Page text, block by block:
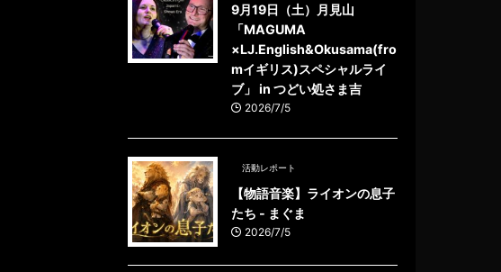
9月19日（土）月見山
「MAGUMA
×LJ.English&Okusama(fro
mイギリス)スペシャルライ
ブ」 in つどい処さま吉
2026/7/5
活動レポート
【物語音楽】ライオンの息子
たち - まぐま
2026/7/5